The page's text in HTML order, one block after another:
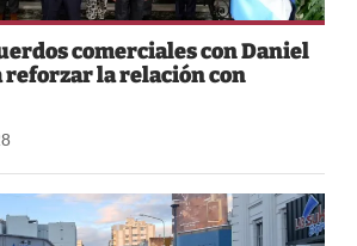
comerciales con Daniel
reforzar la relación con